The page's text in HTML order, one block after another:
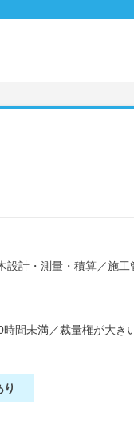
設計・測量・積算／施工
時間未満／裁量権が大き